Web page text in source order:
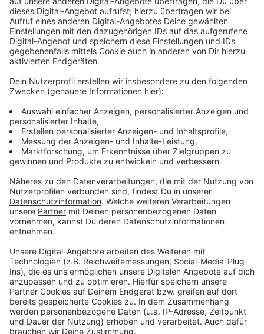
Bis zu 20.000 Menschen können die Spiele beim Public
Viewing auf dem Heumarkt und im Tanzbrunnen
verfolgen – als Ausweichfläche dient das Konrad-
Adenauer-Ufer mit Platz für bis zu 50.000 Fans. Mit
einem Konzert von Cat Ballou wird das Kölner EM-
Programm um 19.30 Uhr im Tanzbrunnen offiziell
eröffnet.
Auf dem Rhein pendelt eine kostenlose EM-Fähre
zwischen Tanzbrunnen und dem Anleger am Musical
Dome. Die erste Fahrt ist um 12 Uhr – dann mit Kölns
EM-Botschafter Toni Schumacher und Maskottchen
Albärt.
Anzeige
Anzeige